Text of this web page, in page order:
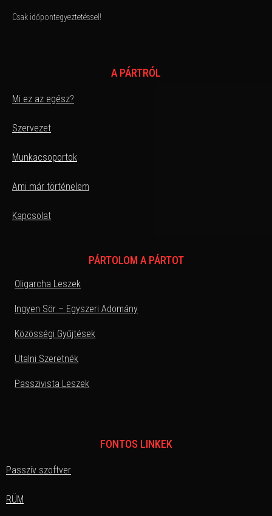
Csak időpontegyeztetéssel!
A PÁRTRÓL
Mi ez az egész?
Szervezet
Munkacsoportok
Ami már történelem
Kapcsolat
PÁRTOLOM A PÁRTOT
Oligarcha Leszek
Ingyen Sör – Egyszeri Adomány
Közösségi Gyűjtések
Utalni Szeretnék
Passzivista Leszek
FONTOS LINKEK
Passzív szoftver
RÜM